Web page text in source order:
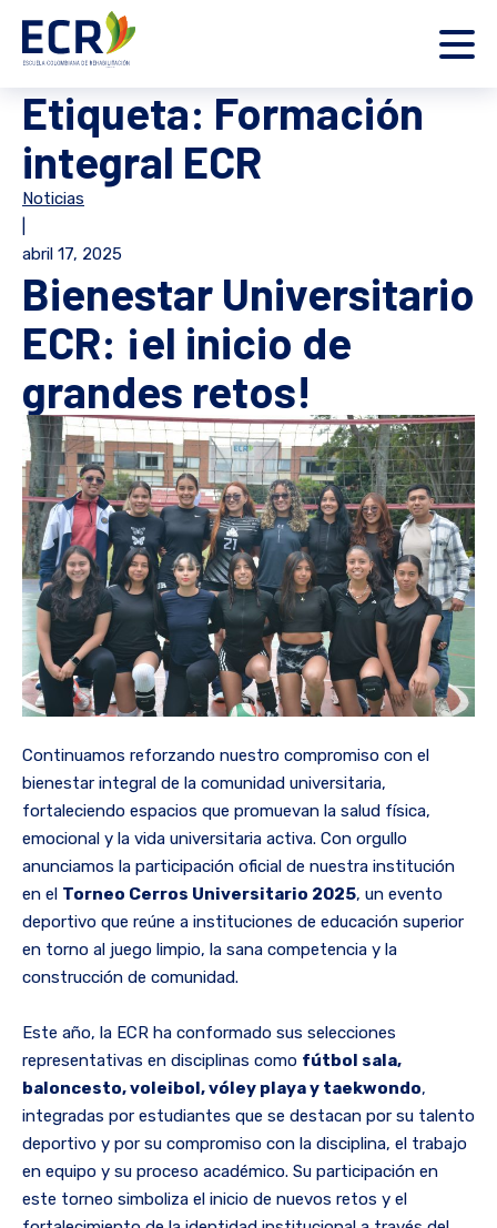
Etiqueta: Formación
integral ECR
Noticias
abril 17, 2025
Bienestar Universitario
ECR: ¡el inicio de
grandes retos!
Continuamos reforzando nuestro compromiso con el
bienestar integral de la comunidad universitaria,
fortaleciendo espacios que promuevan la salud física,
emocional y la vida universitaria activa. Con orgullo
anunciamos la participación oficial de nuestra institución
en el Torneo Cerros Universitario 2025, un evento
deportivo que reúne a instituciones de educación superior
en torno al juego limpio, la sana competencia y la
construcción de comunidad.
Este año, la ECR ha conformado sus selecciones
representativas en disciplinas como fútbol sala,
baloncesto, voleibol, vóley playa y taekwondo,
integradas por estudiantes que se destacan por su talento
deportivo y por su compromiso con la disciplina, el trabajo
en equipo y su proceso académico. Su participación en
este torneo simboliza el inicio de nuevos retos y el